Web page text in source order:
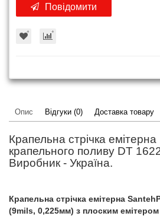
Повідомити
Опис Відгуки (0) Доставка товару
Крапельна стрічка
крапельного поливу DT
Виробник - Україна.
Крапельна стрічка емітерна
(9mils, 0,225мм) з плоским